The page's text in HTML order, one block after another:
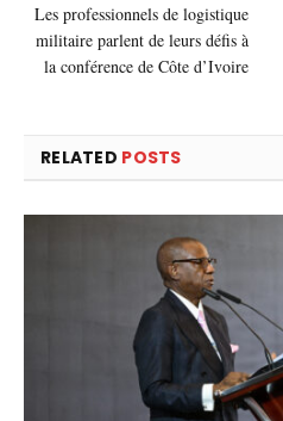
Les professionnels de logistique
militaire parlent de leurs défis à
la conférence de Côte d’Ivoire
RELATED POSTS